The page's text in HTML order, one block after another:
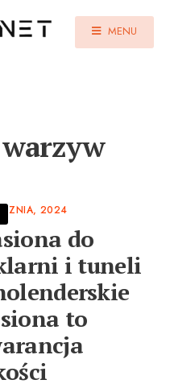
MENU
2024
do
i tuneli
to